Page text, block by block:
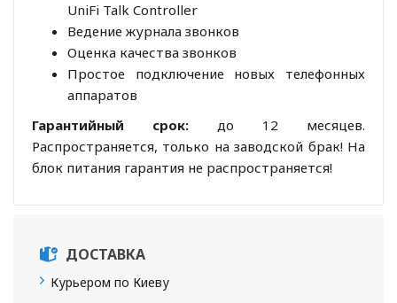
UniFi Talk Controller
Ведение журнала звонков
Оценка качества звонков
Простое подключение новых телефонных
аппаратов
Гарантийный срок: до 12 месяцев.
Распространяется, только на заводской брак! На
блок питания гарантия не распространяется!
ДОСТАВКА
Курьером по Киеву